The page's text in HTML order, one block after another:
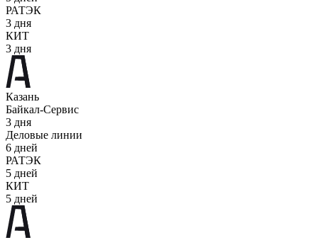
РАТЭК
3 дня
КИТ
3 дня
Казань
Байкал-Сервис
3 дня
Деловые линии
6 дней
РАТЭК
5 дней
КИТ
5 дней